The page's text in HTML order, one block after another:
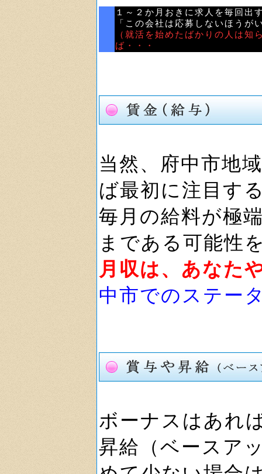
１～２か月おきに求人を毎回出
「この会社は応募しないほうが
（就活を始めたばかりの人は
ば・・・
当然、府中市地
ば最初に注目す
毎月の給料が極
まである可能性
月収は、あなた
中市でのステー
ボーナスはあれ
昇給（ベースア